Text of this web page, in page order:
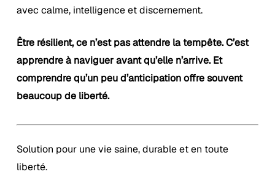
avec calme, intelligence et discernement.
Être résilient, ce n’est pas attendre la tempête. C’est
apprendre à naviguer avant qu’elle n’arrive. Et
comprendre qu’un peu d’anticipation offre souvent
beaucoup de liberté.
Solution pour une vie saine, durable et en toute
liberté.